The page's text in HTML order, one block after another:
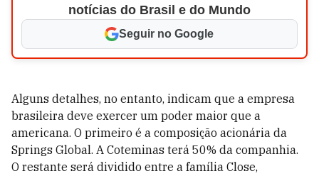
notícias do Brasil e do Mundo
Seguir no Google
Alguns detalhes, no entanto, indicam que a empresa
brasileira deve exercer um poder maior que a
americana. O primeiro é a composição acionária da
Springs Global. A Coteminas terá 50% da companhia.
O restante será dividido entre a família Close,